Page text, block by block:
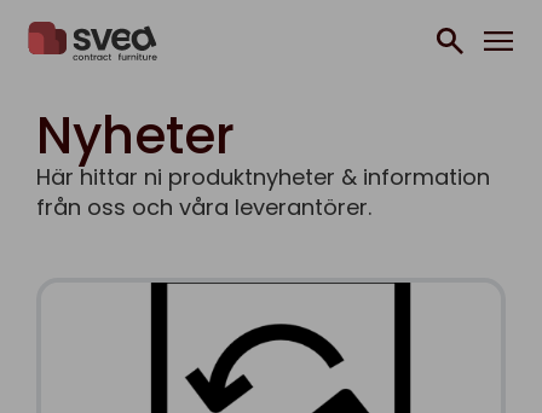
Nyheter
Här hittar ni produktnyheter & information
från oss och våra leverantörer.